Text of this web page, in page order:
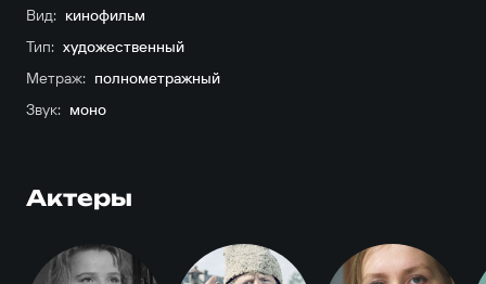
Вид: кинофильм
Тип: художественный
Метраж: полнометражный
Звук: моно
Актеры